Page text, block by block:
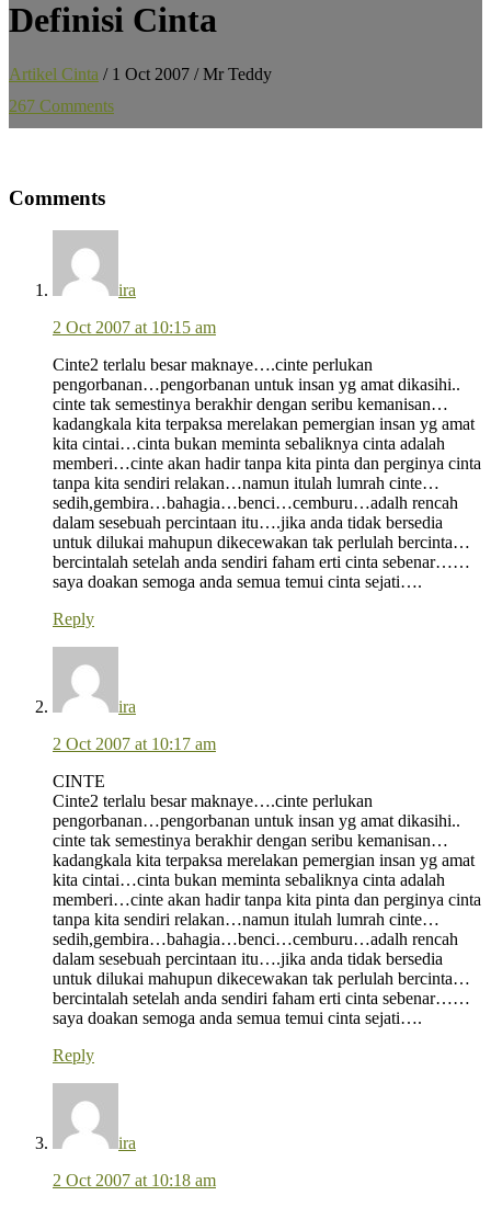
Definisi Cinta
Artikel Cinta / 1 Oct 2007 /Mr Teddy
267 Comments
Reader
Interactions
Comments
ira
2 Oct 2007 at 10:15 am
Cinte2 terlalu besar maknaye….cinte perlukan
pengorbanan…pengorbanan untuk insan yg amat dikasihi..
cinte tak semestinya berakhir dengan seribu kemanisan…
kadangkala kita terpaksa merelakan pemergian insan yg amat
kita cintai…cinta bukan meminta sebaliknya cinta adalah
memberi…cinte akan hadir tanpa kita pinta dan perginya cinta
tanpa kita sendiri relakan…namun itulah lumrah cinte…
sedih,gembira…bahagia…benci…cemburu…adalh rencah
dalam sesebuah percintaan itu….jika anda tidak bersedia
untuk dilukai mahupun dikecewakan tak perlulah bercinta…
bercintalah setelah anda sendiri faham erti cinta sebenar……
saya doakan semoga anda semua temui cinta sejati….
Reply
ira
2 Oct 2007 at 10:17 am
CINTE
Cinte2 terlalu besar maknaye….cinte perlukan
pengorbanan…pengorbanan untuk insan yg amat dikasihi..
cinte tak semestinya berakhir dengan seribu kemanisan…
kadangkala kita terpaksa merelakan pemergian insan yg amat
kita cintai…cinta bukan meminta sebaliknya cinta adalah
memberi…cinte akan hadir tanpa kita pinta dan perginya cinta
tanpa kita sendiri relakan…namun itulah lumrah cinte…
sedih,gembira…bahagia…benci…cemburu…adalh rencah
dalam sesebuah percintaan itu….jika anda tidak bersedia
untuk dilukai mahupun dikecewakan tak perlulah bercinta…
bercintalah setelah anda sendiri faham erti cinta sebenar……
saya doakan semoga anda semua temui cinta sejati….
Reply
ira
2 Oct 2007 at 10:18 am